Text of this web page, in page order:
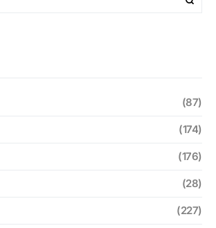
(87)
(174)
(176)
(28)
(227)